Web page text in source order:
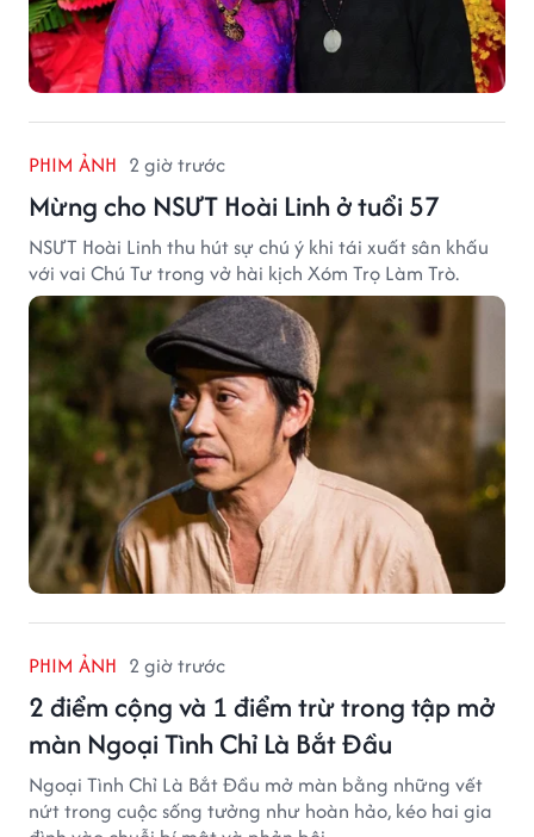
PHIM ẢNH 2 giờ trước
Mừng cho NSƯT Hoài Linh ở tuổi 57
NSƯT Hoài Linh thu hút sự chú ý khi tái xuất sân khấu
với vai Chú Tư trong vở hài kịch Xóm Trọ Làm Trò.
PHIM ẢNH 2 giờ trước
2 điểm cộng và 1 điểm trừ trong tập mở
màn Ngoại Tình Chỉ Là Bắt Đầu
Ngoại Tình Chỉ Là Bắt Đầu mở màn bằng những vết
nứt trong cuộc sống tưởng như hoàn hảo, kéo hai gia